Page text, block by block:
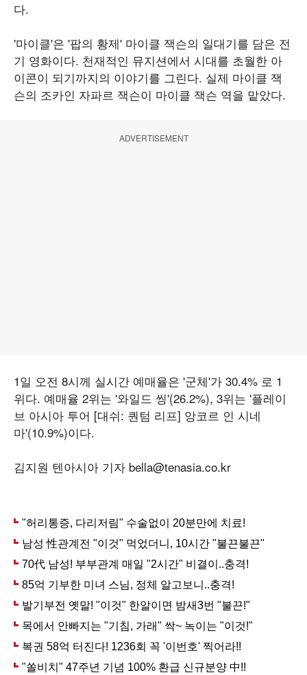
다.
'마이클'은 '팝의 황제' 마이클 잭슨의 일대기를 담은 전
기 영화이다. 천재적인 뮤지션에서 시대를 초월한 아
이콘이 되기까지의 이야기를 그린다. 실제 마이클 잭
슨의 조카인 자파르 잭슨이 마이클 잭슨 역을 맡았다.
ADVERTISEMENT
1일 오전 8시께 실시간 예매율은 '군체'가 30.4% 로 1
위다. 예매율 2위는 '와일드 씽'(26.2%), 3위는 '플레이
브 아시아 투어 [대쉬: 퀀텀 리프] 앙코르 인 시네
마'(10.9%)이다.
김지원 텐아시아 기자 bella@tenasia.co.kr